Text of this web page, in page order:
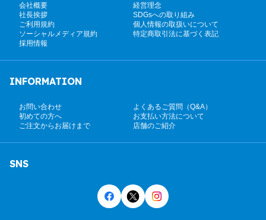
会社概要
経営理念
社長挨拶
SDGsへの取り組み
ご利用規約
個人情報の取扱いについて
ソーシャルメディア規約
特定商取引法に基づく表記
採用情報
INFORMATION
お問い合わせ
よくあるご質問（Q&A）
初めての方へ
お支払い方法について
ご注文からお届けまで
店舗のご紹介
SNS